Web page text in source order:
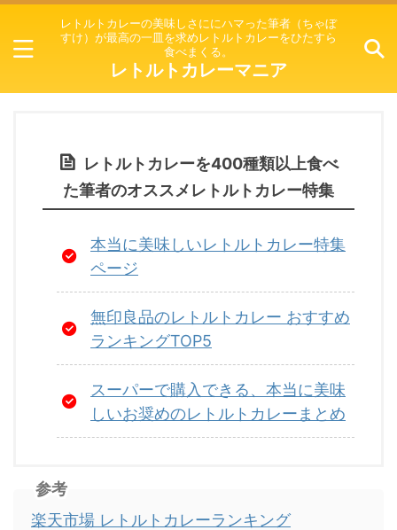
レトルトカレーの美味しさににハマった筆者（ちゃぼ
すけ）が最高の一皿を求めレトルトカレーをひたすら
食べまくる。
レトルトカレーマニア
レトルトカレーを400種類以上食べ
た筆者のオススメレトルトカレー特集
本当に美味しいレトルトカレー特集
ページ
無印良品のレトルトカレー おすすめ
ランキングTOP5
スーパーで購入できる、本当に美味
しいお奨めのレトルトカレーまとめ
参考
楽天市場 レトルトカレーランキング